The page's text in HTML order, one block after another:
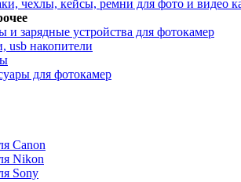
чехлы, кейсы, ремни для фото и видео
и зарядные устройства для фотокамер
usb накопители
для фотокамер
Canon
Nikon
Sony